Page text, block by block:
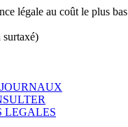
légale au coût le plus bas
surtaxé)
JOURNAUX
LEGALES